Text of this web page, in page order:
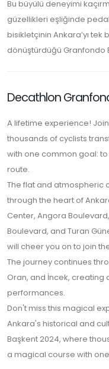
Bu büyülü deneyimi
güzellikleri eşliğinde
bisikletçinin Ankara’yı
dönüştürdüğü Granfondo
Decathlon
A lifetime experience!
thousands of cyclists
with one common goal:
route.
The flat and atmospheric
through the heart of
Center, Angora
Boulevard, and Turan
will cheer you on to join
The journey continues
Oran, and İncek, creating
performances.
Don't miss this magical
Ankara's historical and
Başkent 2024, where
a magical course with